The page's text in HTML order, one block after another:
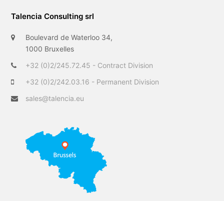
t
e
e
b
o
o
k
e
d
I
Talencia Consulting srl
Boulevard de Waterloo 34,
1000 Bruxelles
+32 (0)2/245.72.45 - Contract Division
+32 (0)2/242.03.16 - Permanent Division
sales@talencia.eu